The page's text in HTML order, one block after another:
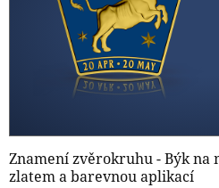
Znamení zvěrokruhu - Býk na
zlatem a barevnou aplikací